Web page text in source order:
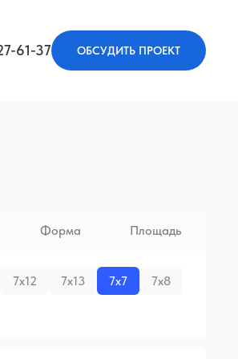
61-37 ОБСУДИТЬ ПРОЕКТ
Форма Площадь
7x12 7x13 7x7
7x8